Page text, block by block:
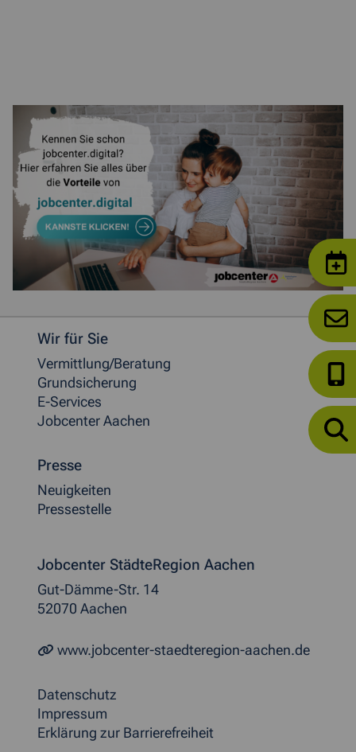
Weitere allgemeine Informationen
Wir für Sie
Vermittlung/Beratung
Grundsicherung
E-Services
Jobcenter Aachen
Presse
Neuigkeiten
Pressestelle
Jobcenter StädteRegion Aachen
Gut-Dämme-Str. 14
52070 Aachen
www.jobcenter-staedteregion-aachen.de
Datenschutz
Impressum
Erklärung zur Barrierefreiheit